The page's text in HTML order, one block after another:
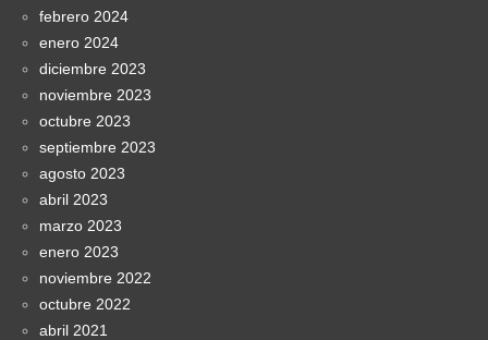
febrero 2024
enero 2024
diciembre 2023
noviembre 2023
octubre 2023
septiembre 2023
agosto 2023
abril 2023
marzo 2023
enero 2023
noviembre 2022
octubre 2022
abril 2021